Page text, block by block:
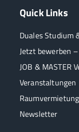
Quick Links
Duales Studium
Jetzt bewerben
JOB & MASTER
Veranstaltungen
Raumvermietung
Newsletter